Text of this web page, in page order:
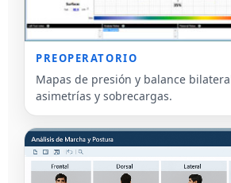
PREOPERATORIO
Mapas de presión y balance
asimetrías y sobrecargas.